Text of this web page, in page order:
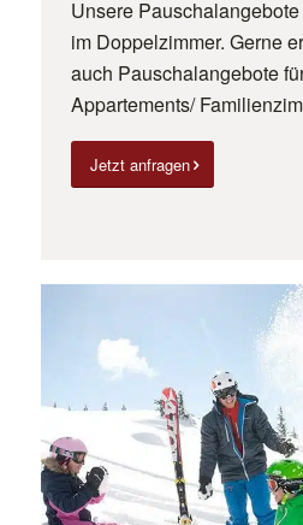
Unsere
im Doppelzimmer. Gerne
auch Pauschalangebote
Appartements/
Jetzt anfragen